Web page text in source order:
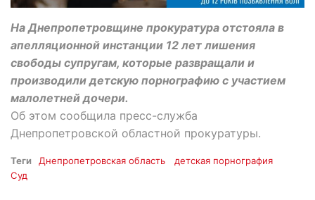
На Днепропетровщине прокуратура отстояла в
апелляционной инстанции 12 лет лишения
свободы супругам, которые развращали и
производили детскую порнографию с участием
малолетней дочери.
Об этом сообщила пресс-служба
Днепропетровской областной прокуратуры.
Теги Днепропетровская область
детская порнография
Суд